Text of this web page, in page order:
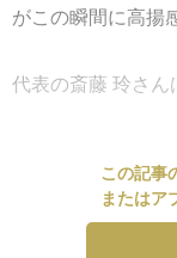
がこの瞬間に高揚
代表の斎藤 玲さん
この記事
またはア